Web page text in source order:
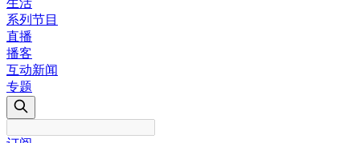
生活
系列节目
直播
播客
互动新闻
专题